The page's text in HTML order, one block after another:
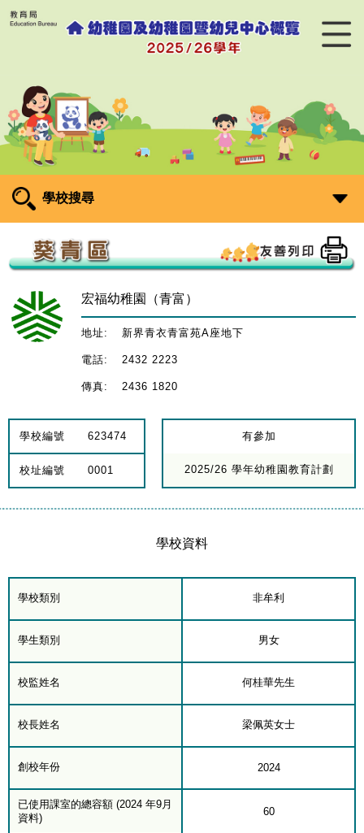
學校搜尋
宏福幼稚園（青富）
地址: 新界青衣青富苑A座地下
電話: 2432 2223
傳真: 2436 1820
學校編號 623474
校址編號 0001
有參加
2025/26 學年幼稚園教育計劃
學校資料
學校類別 非牟利
學生類別 男女
校監姓名 何桂華先生
校長姓名 梁佩英女士
創校年份 2024
已使用課室的總容額 (2024 年9月
資料)
60